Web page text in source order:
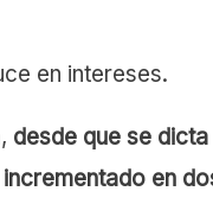
en intereses.
desde que se
en